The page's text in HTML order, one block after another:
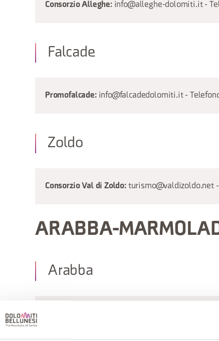
Consorzio Alleghe:info@alleghe-dolomiti.it -
Falcade
Promofalcade:info@falcadedolomiti.it - Telefono
Zoldo
Consorzio Val di Zoldo:turismo@valdizoldo.net -
ARABBA-
Arabba